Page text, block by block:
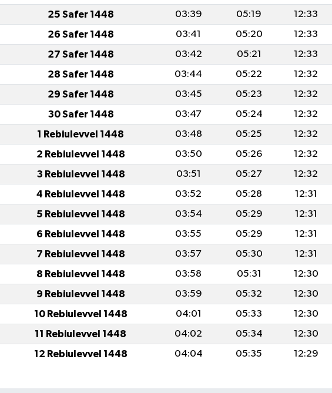
25 Safer 1448 03:39 05:19 12:33
26 Safer 1448 03:41 05:20 12:33
27 Safer 1448 03:42 05:21 12:33
28 Safer 1448 03:44 05:22 12:32
29 Safer 1448 03:45 05:23 12:32
30 Safer 1448 03:47 05:24 12:32
1 Rebiulevvel 1448 03:48 05:25 12:32
2 Rebiulevvel 1448 03:50 05:26 12:32
3 Rebiulevvel 1448 03:51 05:27 12:32
4 Rebiulevvel 1448 03:52 05:28 12:31
5 Rebiulevvel 1448 03:54 05:29 12:31
6 Rebiulevvel 1448 03:55 05:29 12:31
7 Rebiulevvel 1448 03:57 05:30 12:31
8 Rebiulevvel 1448 03:58 05:31 12:30
9 Rebiulevvel 1448 03:59 05:32 12:30
10 Rebiulevvel 1448 04:01 05:33 12:30
11 Rebiulevvel 1448 04:02 05:34 12:30
12 Rebiulevvel 1448 04:04 05:35 12:29